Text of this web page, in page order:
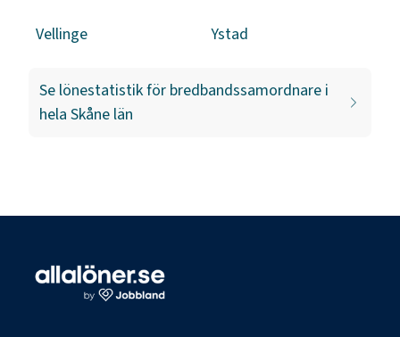
Vellinge Ystad
Se lönestatistik för bredbandssamordnare i
hela Skåne län